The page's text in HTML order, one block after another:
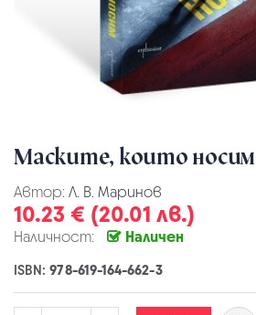
Маските, които носим
Автор: Л. В. Маринов
10.23 € (20.01 лв.)
Наличност: Наличен
ISBN:978-619-164-662-3